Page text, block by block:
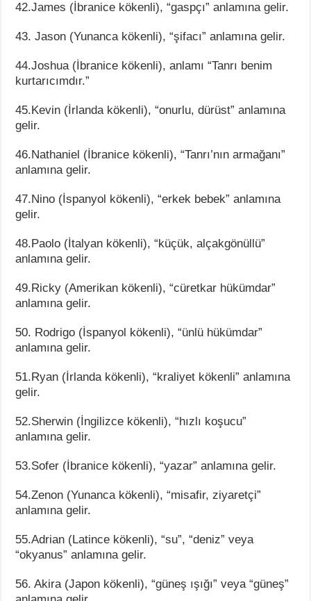
42.James (İbranice kökenli), “gaspçı” anlamına gelir.
43. Jason (Yunanca kökenli), “şifacı” anlamına gelir.
44.Joshua (İbranice kökenli), anlamı “Tanrı benim
kurtarıcımdır.”
45.Kevin (İrlanda kökenli), “onurlu, dürüst” anlamına
gelir.
46.Nathaniel (İbranice kökenli), “Tanrı’nın armağanı”
anlamına gelir.
47.Nino (İspanyol kökenli), “erkek bebek” anlamına
gelir.
48.Paolo (İtalyan kökenli), “küçük, alçakgönüllü”
anlamına gelir.
49.Ricky (Amerikan kökenli), “cüretkar hükümdar”
anlamına gelir.
50. Rodrigo (İspanyol kökenli), “ünlü hükümdar”
anlamına gelir.
51.Ryan (İrlanda kökenli), “kraliyet kökenli” anlamına
gelir.
52.Sherwin (İngilizce kökenli), “hızlı koşucu”
anlamına gelir.
53.Sofer (İbranice kökenli), “yazar” anlamına gelir.
54.Zenon (Yunanca kökenli), “misafir, ziyaretçi”
anlamına gelir.
55.Adrian (Latince kökenli), “su”, “deniz” veya
“okyanus” anlamına gelir.
56. Akira (Japon kökenli), “güneş ışığı” veya “güneş”